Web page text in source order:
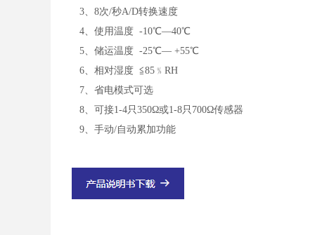
3、8次/秒A/D转换速度
4、使用温度 -10℃—40℃
5、储运温度 -25℃— +55℃
6、相对湿度 ≦85﹪RH
7、省电模式可选
8、可接1-4只350Ω或1-8只700Ω传感器
9、手动/自动累加功能